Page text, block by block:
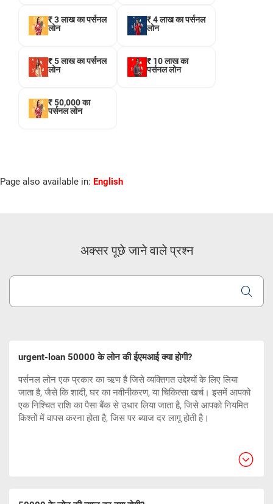
₹ 3 लाख का पर्सनल
लोन
₹ 4 लाख का पर्सनल
लोन
₹ 5 लाख का पर्सनल
लोन
₹ 10 लाख का
पर्सनल लोन
₹ 50,000 का
पर्सनल लोन
Page also available in: English
अक्सर पूछे जाने वाले प्रश्न
urgent-loan 50000 के लोन की ईएमआई क्या होगी?
पर्सनल लोन एक प्रकार का ऋण है जिसे व्यक्तिगत उद्देश्यों के लिए लिया
जाता है, जैसे कि शादी, घर का नवीनीकरण, या चिकित्सा खर्च। इसमें आपको
एक निश्चित राशि का पैसा बैंक से उधार लिया जाता है, जिसे आपको नियमित
किश्तों में वापस करना होता है, जिस पर ब्याज दर लागू होती है।